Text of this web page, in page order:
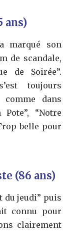
ans)
marqué son
de scandale,
de Soirée”.
toujours
comme dans
“Notre
belle pour
(86 ans)
du jeudi” puis
connu pour
clairement